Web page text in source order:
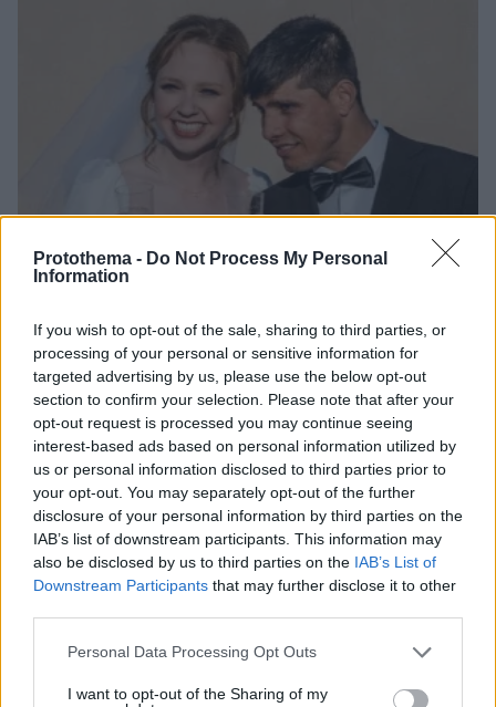
Protothema - Do Not Process My Personal
Information
If you wish to opt-out of the sale, sharing to third parties, or
processing of your personal or sensitive information for
targeted advertising by us, please use the below opt-out
section to confirm your selection. Please note that after your
opt-out request is processed you may continue seeing
interest-based ads based on personal information utilized by
us or personal information disclosed to third parties prior to
your opt-out. You may separately opt-out of the further
disclosure of your personal information by third parties on the
IAB’s list of downstream participants. This information may
also be disclosed by us to third parties on the IAB’s List of
Downstream Participants that may further disclose it to other
Please note that this website/app uses one or more Google
not limited to your visit or usage behaviour. You may click to
Personal Data Processing Opt Outs
I want to opt-out of the Sharing of my
Η απουσία μέσα στη νύχτα και η λεπτομέρεια στα
μηνύματα: Πώς η σύζυγος του Αφγανού ξεκίνησε
να τον υποπτεύεται για τη δολοφονία της
Βρετανίδας στην Κυψέλη